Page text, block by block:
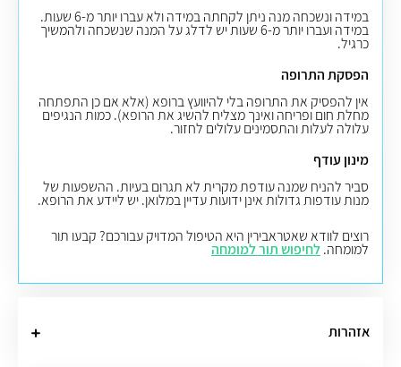
במידה ונשכחה מנה ניתן לקחתה במידה ולא עברו יותר מ-6 שעות.
במידה ועברו יותר מ-6 שעות יש לדלג על המנה שנשכחה ולהמשיך
כרגיל.
הפסקת התרופה
אין להפסיק את התרופה בלי להיוועץ ברופא (אלא אם כן התפתחה
מחלת חום ופריחה ואינך מצליח להשיג את הרופא). כמות הנגיפים
עלולה לעלות והתסמינים עלולים לחזור.
מינון עודף
סביר להניח שמנה עודפת מקרית לא תגרום בעיות. ההשפעות של
מנות עודפות גדולות אינן ידועות עדיין במלואן. יש ליידע את הרופא.
רוצים לוודא שאטראבירין היא הטיפול המדויק עבורכם? קבעו תור
למומחה.לחיפוש תור למומחה
אזהרות